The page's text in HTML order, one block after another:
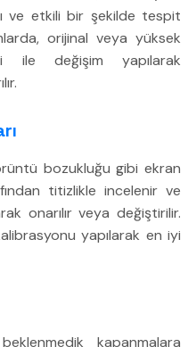
ve etkili bir şekilde tespit
orijinal veya yüksek
ile değişim yapılarak
bozukluğu gibi ekran
titizlikle incelenir ve
onarılır veya değiştirilir.
yapılarak en iyi
beklenmedik kapanmalara